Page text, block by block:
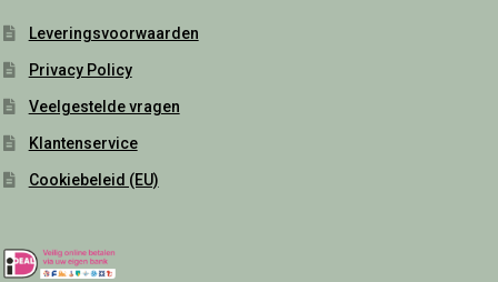
Leveringsvoorwaarden
Privacy Policy
Veelgestelde vragen
Klantenservice
Cookiebeleid (EU)